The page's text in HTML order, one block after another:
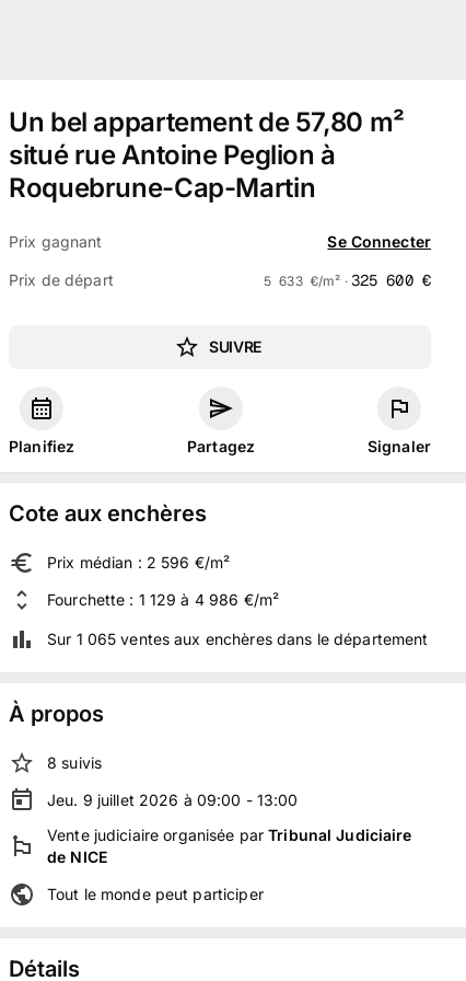
Un bel appartement de 57,80 m²
situé rue Antoine Peglion à
Roquebrune-Cap-Martin
Prix gagnant Se Connecter
Prix de départ 5 633 €/m² · 325 600 €
SUIVRE
Planifiez Partagez Signaler
Cote aux enchères
Prix médian : 2 596 €/m²
Fourchette : 1 129 à 4 986 €/m²
Sur 1 065 ventes aux enchères dans le département
À propos
8 suivis
Jeu. 9 juillet 2026 à 09:00 - 13:00
Vente judiciaire organisée parTribunal Judiciaire
de NICE
Tout le monde peut participer
Détails